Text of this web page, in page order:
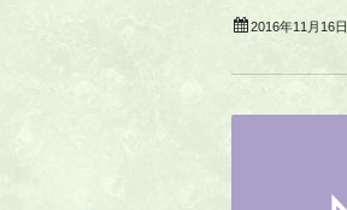
2016年11月16日